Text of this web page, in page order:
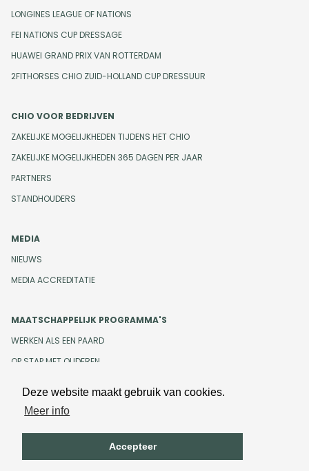
Deze website maakt gebruik van cookies.
Meer info
Accepteer
LONGINES LEAGUE OF NATIONS
FEI NATIONS CUP DRESSAGE
HUAWEI GRAND PRIX VAN ROTTERDAM
2FITHORSES CHIO ZUID-HOLLAND CUP DRESSUUR
CHIO VOOR BEDRIJVEN
ZAKELIJKE MOGELIJKHEDEN TIJDENS HET CHIO
ZAKELIJKE MOGELIJKHEDEN 365 DAGEN PER JAAR
PARTNERS
STANDHOUDERS
MEDIA
NIEUWS
MEDIA ACCREDITATIE
MAATSCHAPPELIJK PROGRAMMA'S
WERKEN ALS EEN PAARD
OP STAP MET OUDEREN
Design en development door